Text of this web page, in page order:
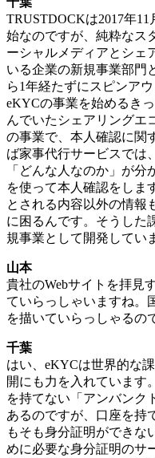
TRUSTDOCKは2017年
始なのですが、純粋なス
ーシャルメディアとシェ
いる企業の新規事業部門
ら1年経たずにスピンアウ
eKYCの事業を始めるき
んでいたシェアリングエ
の事業で、本人確認に関
ば家事代行サービスでは
「どんな人なのか」が
を使って本人確認をしま
とされる内容以外の情報
に困るんです。そうした
規事業として開発してい
山本
貴社のWebサイトを拝見
ていらっしゃいますね。
を描いていらっしゃるの
千葉
はい、eKYCは世界的な
開にも力を入れています
を持てない「アンバンク
あるのですが、口座を持
もそも身分証明ができな
めに必要な身分証明のサ